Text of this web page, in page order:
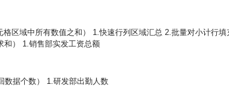
格区域中所有数值之和） 1.快速行列区域汇总 2.批量对小计行
和） 1.销售部实发工资总额
数据个数） 1.研发部出勤人数